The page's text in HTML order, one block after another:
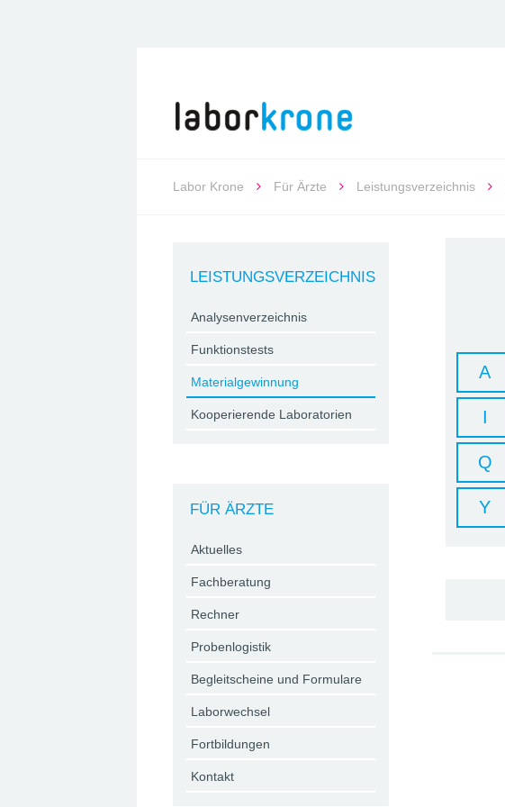
Labor Krone Für Ärzte Leistungsverzeichnis
A
I
Q
Y
LEISTUNGSVERZEICHNIS
Analysenverzeichnis
Funktionstests
Materialgewinnung
Kooperierende Laboratorien
FÜR ÄRZTE
Aktuelles
Fachberatung
Rechner
Probenlogistik
Begleitscheine und Formulare
Laborwechsel
Fortbildungen
Kontakt